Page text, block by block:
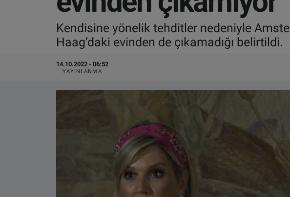
Kendisine yönelik tehditler nedeniyle
Haag’daki evinden de çıkamadığı belirtildi.
14.10.2022 - 06:52
YAYINLANMA
ALGEMENE VOORWAARDEN
CONTACT
Çerez Politikası